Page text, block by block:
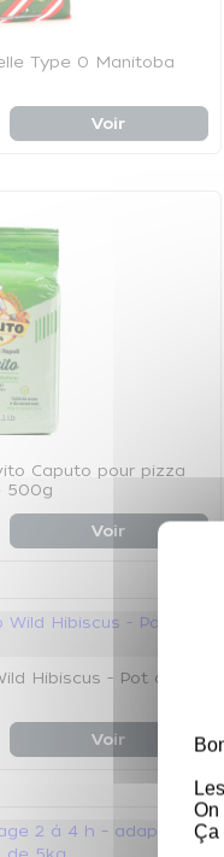
On
Ça
Type 0 Manitoba
Voir
Caputo pour pizza
500g
Voir
Hibiscus - Pot de
Voir